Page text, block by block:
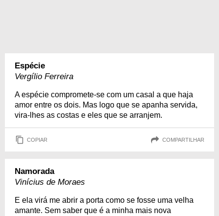
Espécie
Vergílio Ferreira
A espécie compromete-se com um casal a que haja
amor entre os dois. Mas logo que se apanha servida,
vira-lhes as costas e eles que se arranjem.
COPIAR COMPARTILHAR
Namorada
Vinícius de Moraes
E ela virá me abrir a porta como se fosse uma velha
amante. Sem saber que é a minha mais nova